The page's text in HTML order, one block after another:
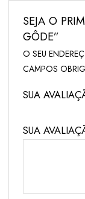
SEJA O
GÔDE”
O SEU
CAMPOS
SUA
SUA